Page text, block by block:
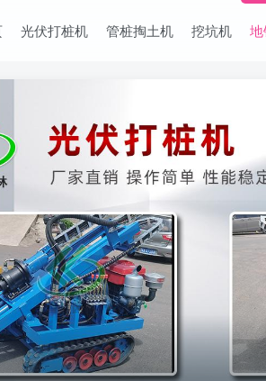
光伏打桩机 管桩掏土机 挖坑机